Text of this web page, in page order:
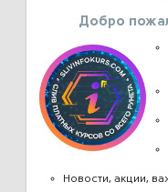
Добро
Новости, акции,